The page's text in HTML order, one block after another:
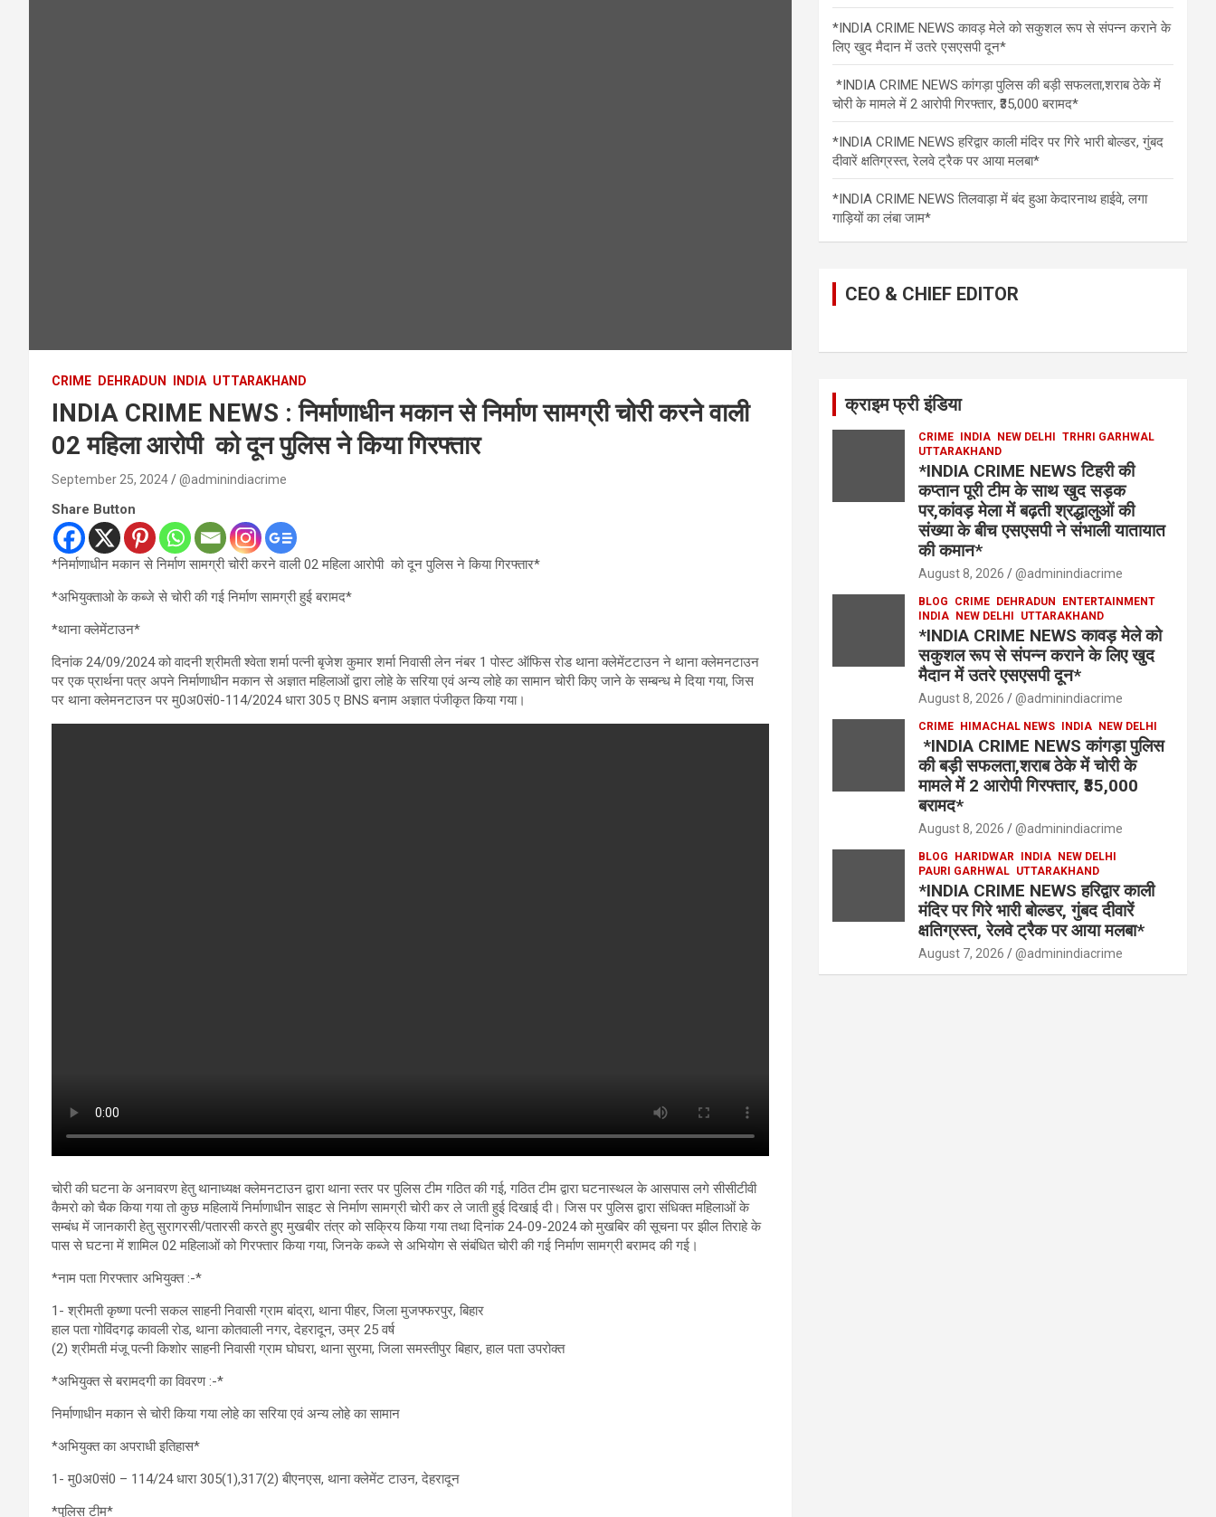
CRIME DEHRADUN INDIA UTTARAKHAND
INDIA CRIME NEWS : निर्माणाधीन मकान से निर्माण सामग्री चोरी करने वाली
02 महिला आरोपी को दून पुलिस ने किया गिरफ्तार
September 25, 2024 @adminindiacrime
Share Button
*निर्माणाधीन मकान से निर्माण सामग्री चोरी करने वाली 02 महिला आरोपी को दून पुलिस ने किया गिरफ्तार*
*अभियुक्ताओ के कब्जे से चोरी की गई निर्माण सामग्री हुई बरामद*
*थाना क्लेमेंटाउन*
दिनांक 24/09/2024 को वादनी श्रीमती श्वेता शर्मा पत्नी बृजेश कुमार शर्मा निवासी लेन नंबर 1 पोस्ट ऑफिस रोड थाना क्लेमेंटटाउन ने थाना क्लेमनटाउन
पर एक प्रार्थना पत्र अपने निर्माणाधीन मकान से अज्ञात महिलाओं द्वारा लोहे के सरिया एवं अन्य लोहे का सामान चोरी किए जाने के सम्बन्ध मे दिया गया, जिस
पर थाना क्लेमनटाउन पर मु0अ0सं0-114/2024 धारा 305 ए BNS बनाम अज्ञात पंजीकृत किया गया।
चोरी की घटना के अनावरण हेतु थानाध्यक्ष क्लेमनटाउन द्वारा थाना स्तर पर पुलिस टीम गठित की गई, गठित टीम द्वारा घटनास्थल के आसपास लगे सीसीटीवी
कैमरो को चैक किया गया तो कुछ महिलायें निर्माणाधीन साइट से निर्माण सामग्री चोरी कर ले जाती हुई दिखाई दी। जिस पर पुलिस द्वारा संधिक्त महिलाओं के
सम्बंध में जानकारी हेतु सुरागरसी/पतारसी करते हुए मुखबीर तंत्र को सक्रिय किया गया तथा दिनांक 24-09-2024 को मुखबिर की सूचना पर झील तिराहे के
पास से घटना में शामिल 02 महिलाओं को गिरफ्तार किया गया, जिनके कब्जे से अभियोग से संबंधित चोरी की गई निर्माण सामग्री बरामद की गई।
*नाम पता गिरफ्तार अभियुक्त :-*
1- श्रीमती कृष्णा पत्नी सकल साहनी निवासी ग्राम बांद्रा, थाना पीहर, जिला मुजफ्फरपुर, बिहार
हाल पता गोविंदगढ़ कावली रोड, थाना कोतवाली नगर, देहरादून, उम्र 25 वर्ष
(2) श्रीमती मंजू पत्नी किशोर साहनी निवासी ग्राम घोघरा, थाना सुरमा, जिला समस्तीपुर बिहार, हाल पता उपरोक्त
*अभियुक्त से बरामदगी का विवरण :-*
निर्माणाधीन मकान से चोरी किया गया लोहे का सरिया एवं अन्य लोहे का सामान
*अभियुक्त का अपराधी इतिहास*
1- मु0अ0सं0 – 114/24 धारा 305(1),317(2) बीएनएस, थाना क्लेमेंट टाउन, देहरादून
*पुलिस टीम*
*INDIA CRIME NEWS कावड़ मेले को सकुशल रूप से संपन्न कराने के
लिए खुद मैदान में उतरे एसएसपी दून*
*INDIA CRIME NEWS कांगड़ा पुलिस की बड़ी सफलता,शराब ठेके में
चोरी के मामले में 2 आरोपी गिरफ्तार, ₹35,000 बरामद*
*INDIA CRIME NEWS हरिद्वार काली मंदिर पर गिरे भारी बोल्डर, गुंबद
दीवारें क्षतिग्रस्त, रेलवे ट्रैक पर आया मलबा*
*INDIA CRIME NEWS तिलवाड़ा में बंद हुआ केदारनाथ हाईवे, लगा
गाड़ियों का लंबा जाम*
CEO & CHIEF EDITOR
क्राइम फ्री इंडिया
CRIME INDIA NEW DELHI
TRHRI GARHWAL
UTTARAKHAND
*INDIA CRIME NEWS टिहरी की
कप्तान पूरी टीम के साथ खुद सड़क
पर,कांवड़ मेला में बढ़ती श्रद्धालुओं की
संख्या के बीच एसएसपी ने संभाली यातायात
की कमान*
August 8, 2026 @adminindiacrime
BLOG CRIME DEHRADUN
ENTERTAINMENT
INDIA
NEW DELHI UTTARAKHAND
*INDIA CRIME NEWS कावड़ मेले को
सकुशल रूप से संपन्न कराने के लिए खुद
मैदान में उतरे एसएसपी दून*
August 8, 2026 @adminindiacrime
CRIME HIMACHAL NEWS INDIA NEW DELHI
*INDIA CRIME NEWS कांगड़ा पुलिस
की बड़ी सफलता,शराब ठेके में चोरी के
मामले में 2 आरोपी गिरफ्तार, ₹35,000
बरामद*
August 8, 2026 @adminindiacrime
BLOG HARIDWAR INDIA
NEW DELHI
PAURI GARHWAL UTTARAKHAND
*INDIA CRIME NEWS हरिद्वार काली
मंदिर पर गिरे भारी बोल्डर, गुंबद दीवारें
क्षतिग्रस्त, रेलवे ट्रैक पर आया मलबा*
August 7, 2026 @adminindiacrime